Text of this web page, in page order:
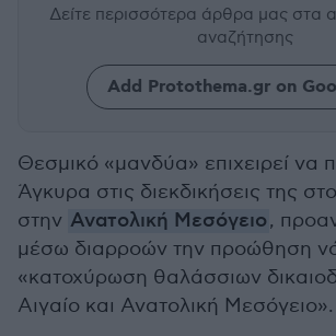
Δείτε περισσότερα άρθρα μας στα
αναζήτησης
Add Protothema.gr on
Θεσμικό «μανδύα» επιχειρεί να
Άγκυρα στις διεκδικήσεις της στο
στην Ανατολική Μεσόγειο,
μέσω διαρροών την προώθηση
«κατοχύρωση θαλάσσιων
Αιγαίο και Ανατολική Μεσόγειο».